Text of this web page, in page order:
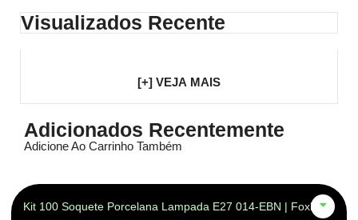
Visualizados Recente
[+] VEJA MAIS
Adicionados Recentemente
Adicione Ao Carrinho Também
Kit 100 Soquete Porcelana Lampada E27 014-EBN | Foxlux